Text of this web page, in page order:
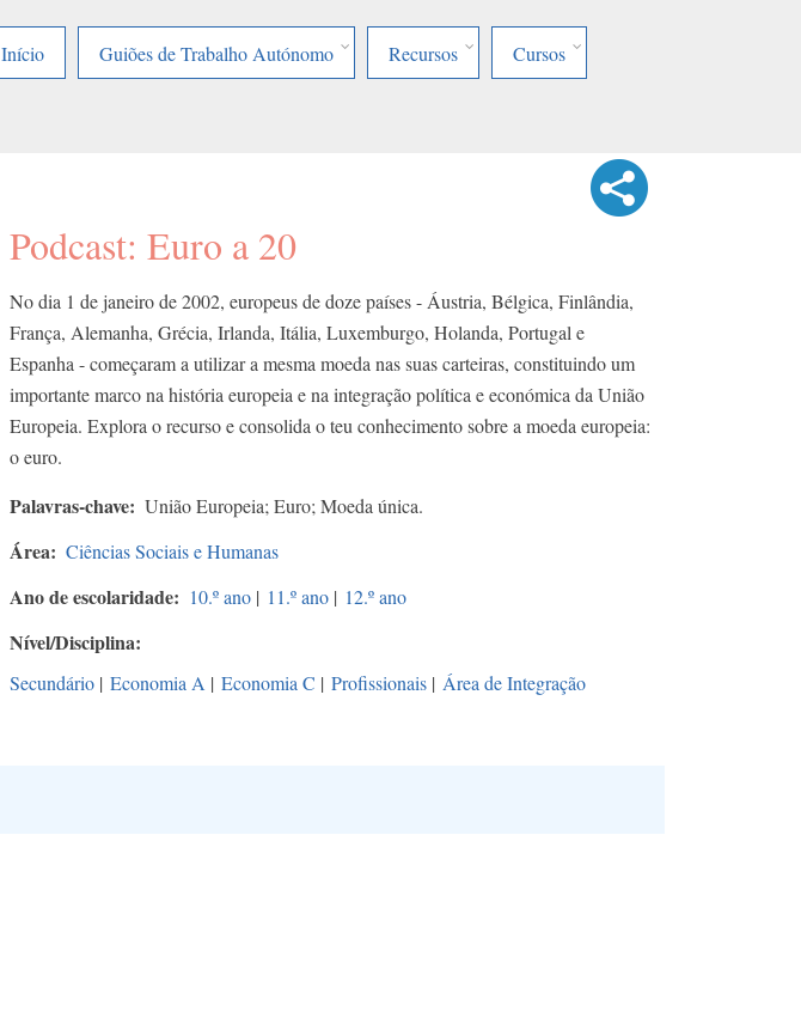
Início
Guiões de Trabalho Autónomo Recursos Cursos
Podcast: Euro a 20
No dia 1 de janeiro de 2002, europeus de doze países - Áustria, Bélgica, Finlândia,
França, Alemanha, Grécia, Irlanda, Itália, Luxemburgo, Holanda, Portugal e
Espanha - começaram a utilizar a mesma moeda nas suas carteiras, constituindo um
importante marco na história europeia e na integração política e económica da União
Europeia. Explora o recurso e consolida o teu conhecimento sobre a moeda europeia:
o euro.
Palavras-chave União Europeia; Euro; Moeda única.
Área Ciências Sociais e Humanas
Ano de escolaridade 10.º ano | 11.º ano | 12.º ano
Nível/Disciplina
Secundário | Economia A | Economia C | Profissionais | Área de Integração